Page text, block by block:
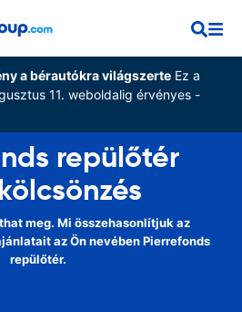
a bérautókra világszerteEz a
11. weboldalig érvényes -
repülőtér
meg. Mi összehasonlítjuk az
az Ön nevében Pierrefonds
repülőtér.